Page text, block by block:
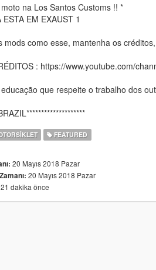
na Los Santos Customs !! *
EM EXAUST 1
mods como esse, mantenha os
: https://www.youtube.com/
que respeite o trabalho dos
FEATURED
20 Mayıs 2018 Pazar
20 Mayıs 2018 Pazar
21 dakika önce